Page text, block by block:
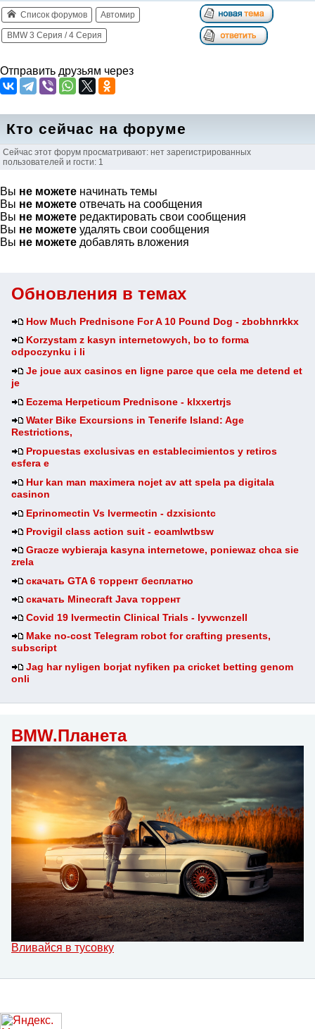
Обновления в темах
How Much Prednisone For A 10 Pound Dog - zbobhnrkkx
Korzystam z kasyn internetowych, bo to forma
odpoczynku i li
Je joue aux casinos en ligne parce que cela me detend et
je
Eczema Herpeticum Prednisone - klxxertrjs
Water Bike Excursions in Tenerife Island: Age
Restrictions,
Propuestas exclusivas en establecimientos y retiros
esfera e
Hur kan man maximera nojet av att spela pa digitala
casinon
Eprinomectin Vs Ivermectin - dzxisicntc
Provigil class action suit - eoamlwtbsw
Gracze wybieraja kasyna internetowe, poniewaz chca sie
zrela
скачать GTA 6 торрент бесплатно
скачать Minecraft Java торрент
Covid 19 Ivermectin Clinical Trials - lyvwcnzell
Make no-cost Telegram robot for crafting presents,
subscript
Jag har nyligen borjat nyfiken pa cricket betting genom
onli
BMW.Планета
Вливайся в тусовку
Список форумов Автомир
BMW 3 Серия / 4 Серия
Отправить друзьям через
Кто сейчас на форуме
Сейчас этот форум просматривают: нет зарегистрированных
пользователей и гости: 1
Вы не можете начинать темы
Вы не можете отвечать на сообщения
Вы не можете редактировать свои сообщения
Вы не можете удалять свои сообщения
Вы не можете добавлять вложения